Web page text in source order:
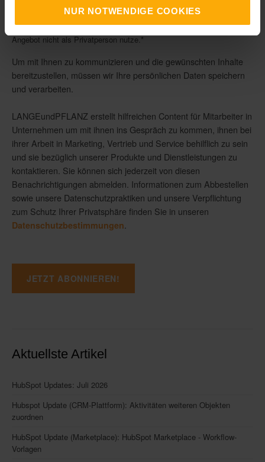
NUR NOTWENDIGE COOKIES
Ich bestätige, dass ich für ein Unternehmen tätig bin und dieses
Angebot nicht als Privatperson nutze.*
Um mit Ihnen zu kommunizieren und die gewünschten Inhalte
bereitzustellen, müssen wir Ihre persönlichen Daten speichern
und verarbeiten.
LANGEundPFLANZ erstellt hilfreichen Content für Mitarbeiter in
Unternehmen um mit ihnen ins Gespräch zu kommen, ihnen bei
ihrer Arbeit in Marketing, Vertrieb und Service behilflich zu sein
und sie bezüglich unserer Produkte und Dienstleistungen zu
kontaktieren. Sie können sich jederzeit von diesen
Benachrichtigungen abmelden. Informationen zum Abbestellen
sowie unsere Datenschutzpraktiken und unsere Verpflichtung
zum Schutz Ihrer Privatsphäre finden Sie in unseren
Datenschutzbestimmungen
Aktuellste Artikel
HubSpot Updates: Juli 2026
Hubspot Update (CRM-Plattform): Aktivitäten weiteren Objekten
zuordnen
HubSpot Update (Marketplace): HubSpot Marketplace - Workflow-
Vorlagen